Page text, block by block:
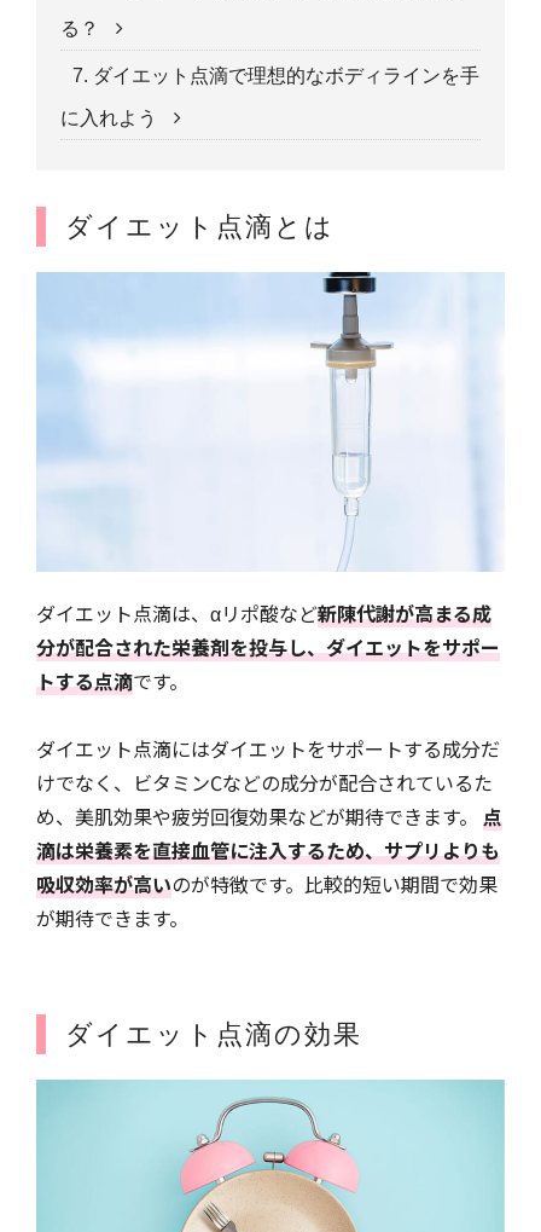
る？
7. ダイエット点滴で理想的なボディラインを手
に入れよう
ダイエット点滴とは
ダイエット点滴は、αリポ酸など新陳代謝が高まる成
分が配合された栄養剤を投与し、ダイエットをサポー
トする点滴です。
ダイエット点滴にはダイエットをサポートする成分だ
けでなく、ビタミンCなどの成分が配合されているた
め、美肌効果や疲労回復効果などが期待できます。 点
滴は栄養素を直接血管に注入するため、サプリよりも
吸収効率が高いのが特徴です。比較的短い期間で効果
が期待できます。
ダイエット点滴の効果